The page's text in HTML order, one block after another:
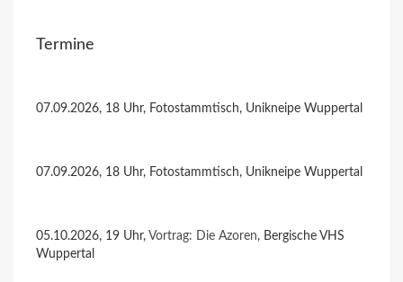
Termine
07.09.2026, 18 Uhr, Fotostammtisch, Unikneipe Wuppertal
07.09.2026, 18 Uhr, Fotostammtisch, Unikneipe Wuppertal
05.10.2026, 19 Uhr, Vortrag: Die Azoren, Bergische VHS
Wuppertal